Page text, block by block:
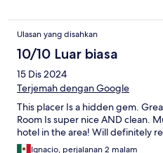
Ulasan yang disahkan
10/10 Luar biasa
15 Dis 2024
Terjemah dengan Google
This placer Is a hidden gem.
Room Is super nice AND clean.
hotel in the area! Will definitely
Ignacio, perjalanan 2 malam